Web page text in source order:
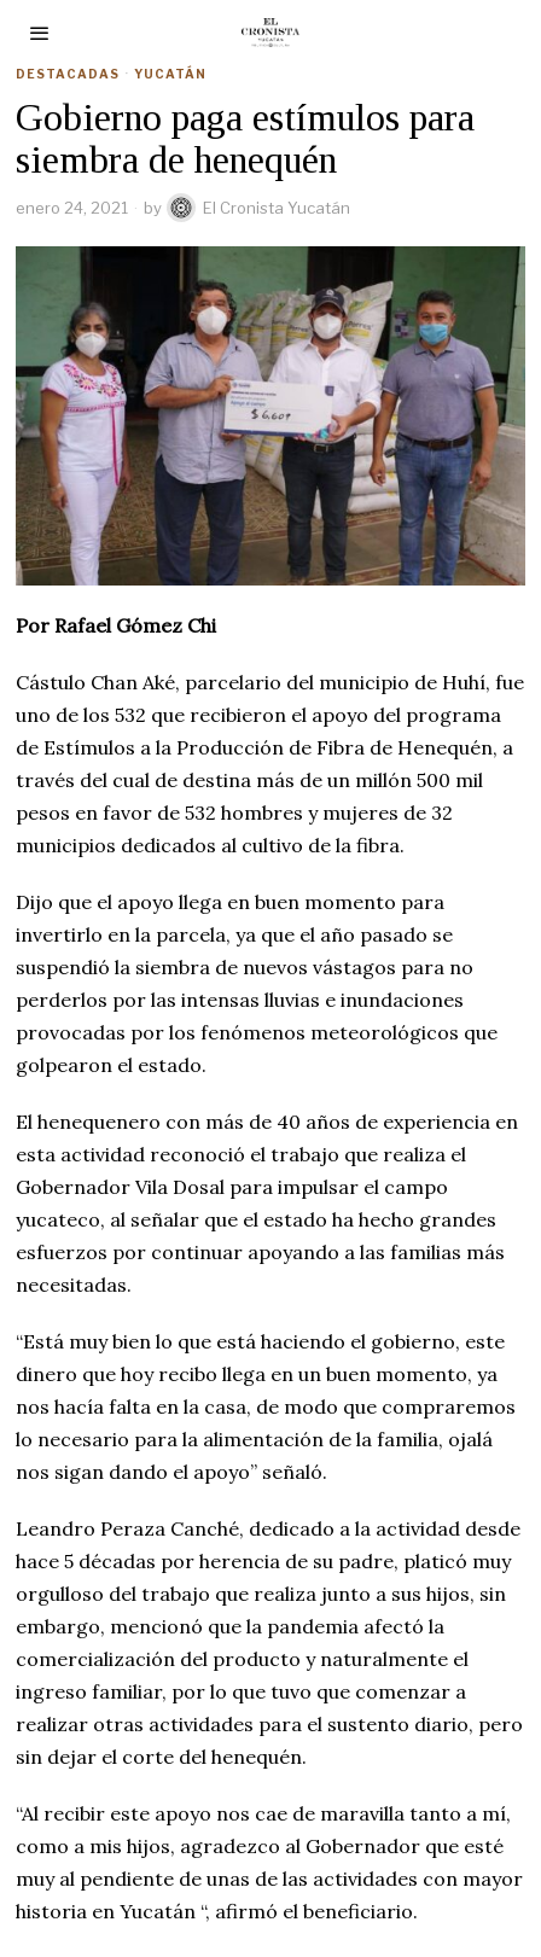
DESTACADAS · YUCATÁN
Gobierno paga estímulos para
siembra de henequén
enero 24, 2021 by El Cronista Yucatán
Por Rafael Gómez Chi
Cástulo Chan Aké, parcelario del municipio de Huhí, fue
uno de los 532 que recibieron el apoyo del programa
de Estímulos a la Producción de Fibra de Henequén, a
través del cual de destina más de un millón 500 mil
pesos en favor de 532 hombres y mujeres de 32
municipios dedicados al cultivo de la fibra.
Dijo que el apoyo llega en buen momento para
invertirlo en la parcela, ya que el año pasado se
suspendió la siembra de nuevos vástagos para no
perderlos por las intensas lluvias e inundaciones
provocadas por los fenómenos meteorológicos que
golpearon el estado.
El henequenero con más de 40 años de experiencia en
esta actividad reconoció el trabajo que realiza el
Gobernador Vila Dosal para impulsar el campo
yucateco, al señalar que el estado ha hecho grandes
esfuerzos por continuar apoyando a las familias más
necesitadas.
“Está muy bien lo que está haciendo el gobierno, este
dinero que hoy recibo llega en un buen momento, ya
nos hacía falta en la casa, de modo que compraremos
lo necesario para la alimentación de la familia, ojalá
nos sigan dando el apoyo” señaló.
Leandro Peraza Canché, dedicado a la actividad desde
hace 5 décadas por herencia de su padre, platicó muy
orgulloso del trabajo que realiza junto a sus hijos, sin
embargo, mencionó que la pandemia afectó la
comercialización del producto y naturalmente el
ingreso familiar, por lo que tuvo que comenzar a
realizar otras actividades para el sustento diario, pero
sin dejar el corte del henequén.
“Al recibir este apoyo nos cae de maravilla tanto a mí,
como a mis hijos, agradezco al Gobernador que esté
muy al pendiente de unas de las actividades con mayor
historia en Yucatán “, afirmó el beneficiario.